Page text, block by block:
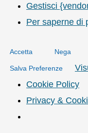
Gestisci
Per saperne di
Accetta Nega
Salva Preferenze
Cookie Policy
Privacy &